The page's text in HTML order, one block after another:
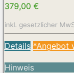
379,00 €
inkl. gesetzlicher
Details *Angebot
Hinweis